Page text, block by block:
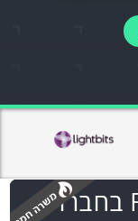
Full Stack Team Lead בחברת